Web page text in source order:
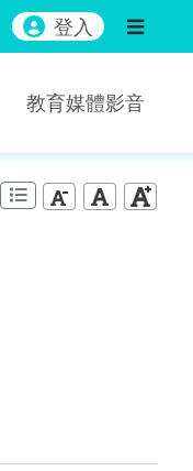
登入
教育媒體影音